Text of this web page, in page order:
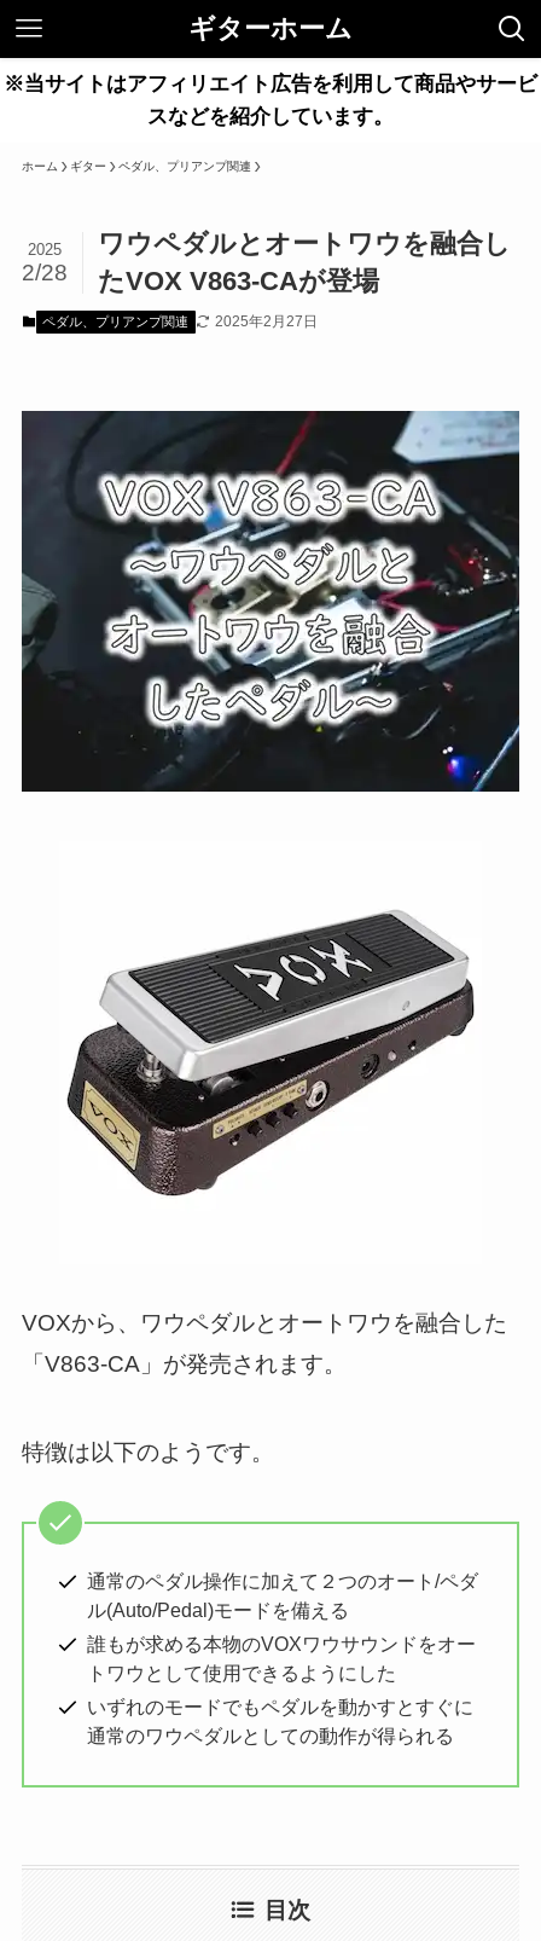
ギターホーム
※当サイトはアフィリエイト広告を利用して商品やサービ
スなどを紹介しています。
ホーム ギター ペダル、プリアンプ関連
ワウペダルとオートワウを融合し
たVOX V863-CAが登場
2025
2/28
ペダル、プリアンプ関連 2025年2月27日
VOXから、ワウペダルとオートワウを融合した
「V863-CA」が発売されます。
特徴は以下のようです。
通常のペダル操作に加えて２つのオート/ペダ
ル(Auto/Pedal)モードを備える
誰もが求める本物のVOXワウサウンドをオー
トワウとして使用できるようにした
いずれのモードでもペダルを動かすとすぐに
通常のワウペダルとしての動作が得られる
目次